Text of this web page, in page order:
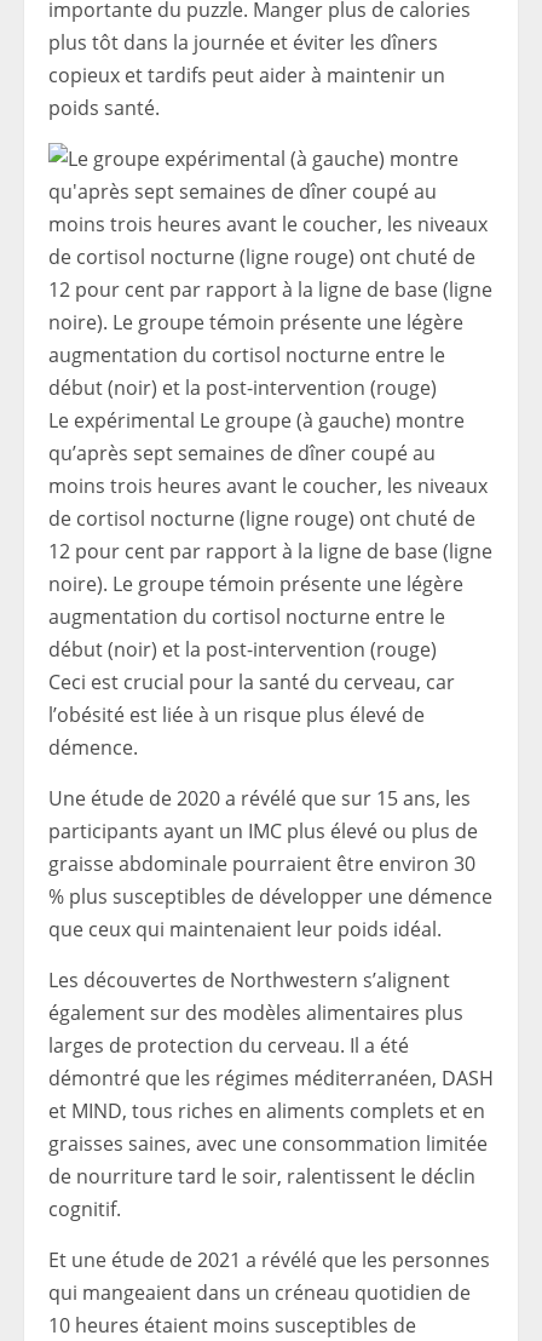
importante du puzzle. Manger plus de calories
plus tôt dans la journée et éviter les dîners
copieux et tardifs peut aider à maintenir un
poids santé.
Le expérimental Le groupe (à gauche) montre
qu’après sept semaines de dîner coupé au
moins trois heures avant le coucher, les niveaux
de cortisol nocturne (ligne rouge) ont chuté de
12 pour cent par rapport à la ligne de base (ligne
noire). Le groupe témoin présente une légère
augmentation du cortisol nocturne entre le
début (noir) et la post-intervention (rouge)
Ceci est crucial pour la santé du cerveau, car
l’obésité est liée à un risque plus élevé de
démence.
Une étude de 2020 a révélé que sur 15 ans, les
participants ayant un IMC plus élevé ou plus de
graisse abdominale pourraient être environ 30
% plus susceptibles de développer une démence
que ceux qui maintenaient leur poids idéal.
Les découvertes de Northwestern s’alignent
également sur des modèles alimentaires plus
larges de protection du cerveau. Il a été
démontré que les régimes méditerranéen, DASH
et MIND, tous riches en aliments complets et en
graisses saines, avec une consommation limitée
de nourriture tard le soir, ralentissent le déclin
cognitif.
Et une étude de 2021 a révélé que les personnes
qui mangeaient dans un créneau quotidien de
10 heures étaient moins susceptibles de